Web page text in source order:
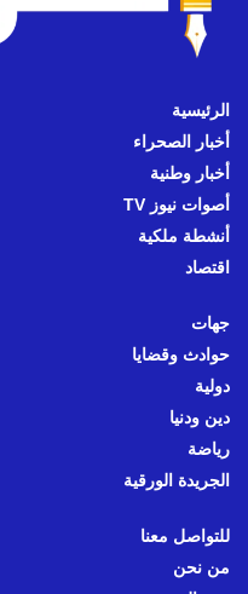
الرئيسية
أخبار الصحراء
أخبار وطنية
أصوات نيوز TV
أنشطة ملكية
اقتصاد
جهات
حوادث وقضايا
دولية
دين ودنيا
رياضة
الجريدة الورقية
للتواصل معنا
من نحن